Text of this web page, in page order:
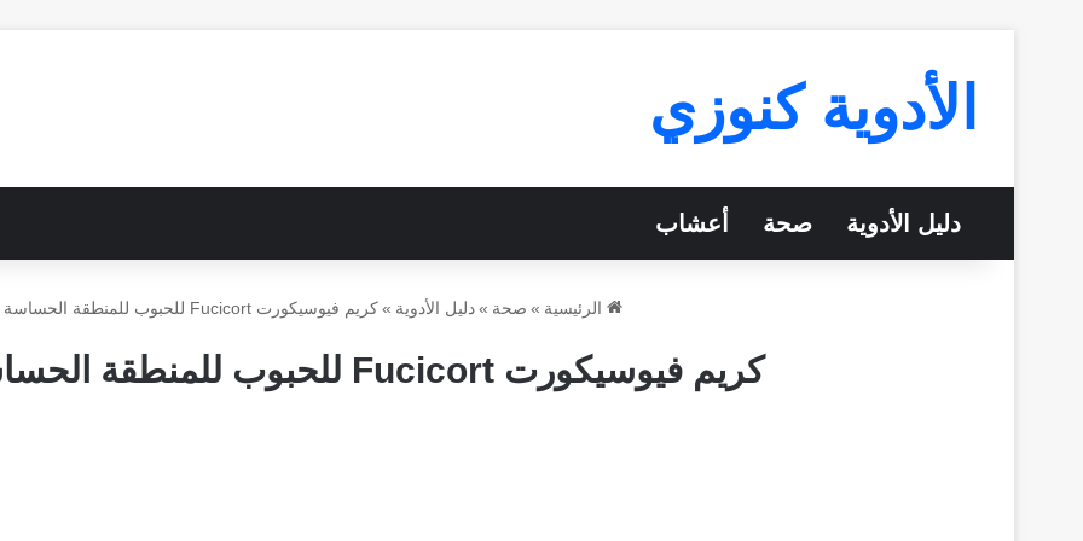
الأدوية كنوزي
دليل الأدوية صحة أعشاب
الرئيسية » صحة » دليل الأدوية » كريم فيوسيكورت Fucicort للحبوب للمنطقة الحساسة استخدامات
كريم فيوسيكورت Fucicort للحبوب للمنطقة الحساسة استخدامات